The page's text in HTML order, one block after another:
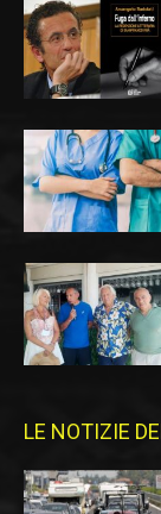
LE NOTIZIE